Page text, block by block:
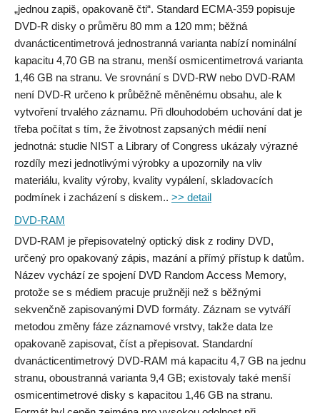
„jednou zapiš, opakovaně čti“. Standard ECMA-359 popisuje
DVD-R disky o průměru 80 mm a 120 mm; běžná
dvanácticentimetrová jednostranná varianta nabízí nominální
kapacitu 4,70 GB na stranu, menší osmicentimetrová varianta
1,46 GB na stranu. Ve srovnání s DVD-RW nebo DVD-RAM
není DVD-R určeno k průběžně měněnému obsahu, ale k
vytvoření trvalého záznamu. Při dlouhodobém uchování dat je
třeba počítat s tím, že životnost zapsaných médií není
jednotná: studie NIST a Library of Congress ukázaly výrazné
rozdíly mezi jednotlivými výrobky a upozornily na vliv
materiálu, kvality výroby, kvality vypálení, skladovacích
podmínek i zacházení s diskem.. >> detail
DVD-RAM
DVD-RAM je přepisovatelný optický disk z rodiny DVD,
určený pro opakovaný zápis, mazání a přímý přístup k datům.
Název vychází ze spojení DVD Random Access Memory,
protože se s médiem pracuje pružněji než s běžnými
sekvenčně zapisovanými DVD formáty. Záznam se vytváří
metodou změny fáze záznamové vrstvy, takže data lze
opakovaně zapisovat, číst a přepisovat. Standardní
dvanácticentimetrový DVD-RAM má kapacitu 4,7 GB na jednu
stranu, oboustranná varianta 9,4 GB; existovaly také menší
osmicentimetrové disky s kapacitou 1,46 GB na stranu.